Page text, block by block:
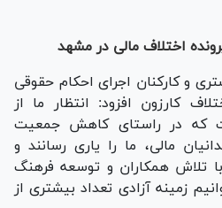
اختلاف مالی در مشهد
و کارکنان اجرای احکام حقوقی
کارزون افزود: انتظار ما از
که در راستای کاهش جمعیت
مالی، ما را یاری رسانند و
با تلاش همکاران و توسعه فرهنگ
زمینه آزادی تعداد بیشتری از